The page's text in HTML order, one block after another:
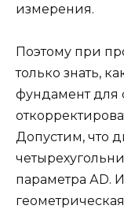
измерения.
Поэтому при
только знать,
фундамент для
Допустим, что
параметра АD.